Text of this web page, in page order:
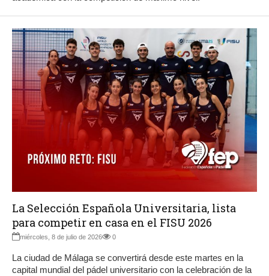
La Selección Española Universitaria, lista
para competir en casa en el FISU 2026
miércoles, 8 de julio de 2026 0
La ciudad de Málaga se convertirá desde este martes en la
capital mundial del pádel universitario con la celebración de la